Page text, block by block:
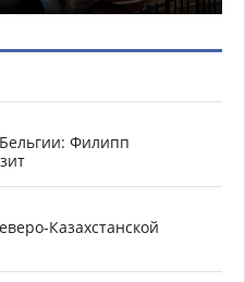
Филипп
Казахстанской